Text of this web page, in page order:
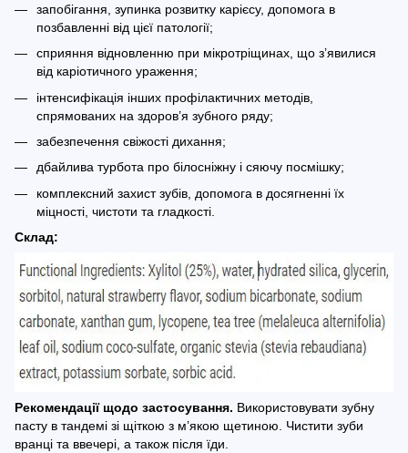
запобігання, зупинка розвитку карієсу, допомога в
позбавленні від цієї патології;
сприяння відновленню при мікротріщинах, що з’явилися
від каріотичного ураження;
інтенсифікація інших профілактичних методів,
спрямованих на здоров’я зубного ряду;
забезпечення свіжості дихання;
дбайлива турбота про білосніжну і сяючу посмішку;
комплексний захист зубів, допомога в досягненні їх
міцності, чистоти та гладкості.
Склад:
Рекомендації щодо застосування. Використовувати зубну
пасту в тандемі зі щіткою з м’якою щетиною. Чистити зуби
вранці та ввечері, а також після їди.